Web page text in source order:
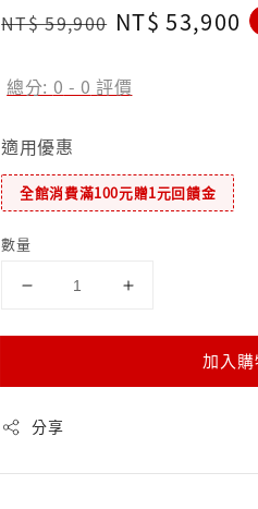
Regular
NT$ 59,900 Sale
NT$ 53,900
總分: 0 - 0 評價
適用優惠
全館消費滿100元贈1元回饋金
數量
加入
分享